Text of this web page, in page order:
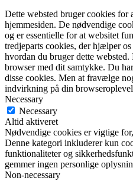
Dette websted bruger cookies for
hjemmesiden. De nødvendige
og er essentielle for at websitet
tredjeparts cookies, der hjælper
hvordan du bruger dette
browser med dit samtykke. Du
disse cookies. Men at fravælge
indvirkning på din
Necessary
Necessary
Altid aktiveret
Nødvendige cookies er vigtige
Denne kategori inkluderer kun
funktionaliteter og
gemmer ingen personlige
Non-necessary